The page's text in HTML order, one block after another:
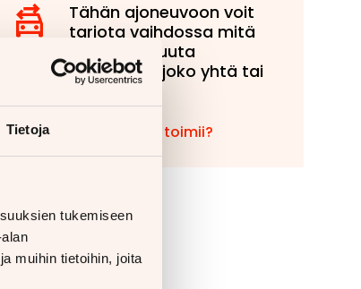
Tietoja
tukemiseen
muihin tietoihin, joita
Tähän ajoneuvoon voit
tarjota vaihdossa mitä
tahansa muuta
ajoneuvoa, joko yhtä tai
useampaa!
Miten vaihto toimii?